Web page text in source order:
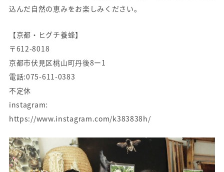
込んだ自然の恵みをお楽しみください。
【京都・ヒグチ養蜂】
〒612-8018
京都市伏見区桃山町丹後8ー1
電話:075-611-0383
不定休
instagram:
https://www.instagram.com/k383838h/